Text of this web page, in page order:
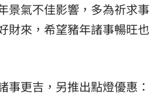
景氣不佳影響，多為祈求事
財來，希望豬年諸事暢旺也
事更吉，另推出點燈優惠：